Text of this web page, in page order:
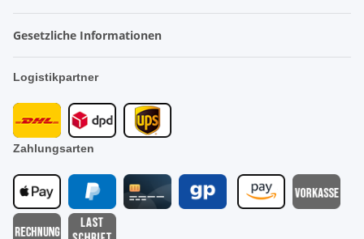
Gesetzliche Informationen
Logistikpartner
Zahlungsarten